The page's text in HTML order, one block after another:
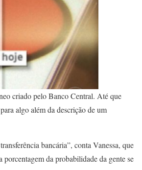
criado pelo Banco Central. Até que
algo além da descrição de um
bancária”, conta Vanessa, que
da probabilidade da gente se